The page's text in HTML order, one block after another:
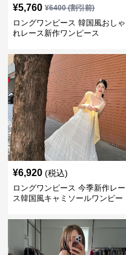
¥5,760 ¥6400(割引前)
ロングワンピース 韓国風おしゃ
れレース新作ワンピース
¥6,920 (税込)
ロングワンピース 今季新作レー
ス韓国風キャミソールワンピー